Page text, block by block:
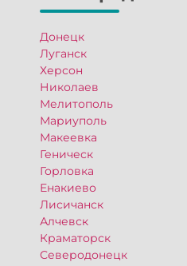
Донецк
Луганск
Херсон
Николаев
Мелитополь
Мариуполь
Макеевка
Геническ
Горловка
Енакиево
Лисичанск
Алчевск
Краматорск
Северодонецк